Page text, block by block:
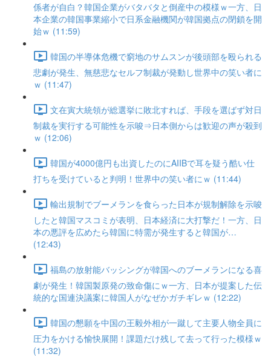
係者が自白？韓国企業がバタバタと倒産中の模様ｗ一方、日
本企業の韓国事業縮小で日系金融機関が韓国拠点の閉鎖を開
始ｗ (11:59)
韓国の半導体危機で窮地のサムスンが後頭部を殴られる
悲劇が発生、無慈悲なセルフ制裁が発動し世界中の笑い者に
ｗ (11:47)
文在寅大統領が総選挙に敗北すれば、手段を選ばず対日
制裁を実行する可能性を示唆⇒日本側からは歓迎の声が殺到
ｗ (12:06)
韓国が4000億円も出資したのにAIIBで耳を疑う酷い仕
打ちを受けていると判明！世界中の笑い者にｗ (11:44)
輸出規制でブーメランを食らった日本が規制解除を示唆
したと韓国マスコミが表明、日本経済に大打撃だ！一方、日
本の悪評を広めたら韓国に特需が発生すると韓国が…
(12:43)
福島の放射能バッシングが韓国へのブーメランになる喜
劇が発生！韓国製原発の致命傷にｗ一方、日本が提案した伝
統的な国連決議案に韓国人がなぜかガチギレｗ (12:22)
韓国の懇願を中国の王毅外相が一蹴して主要人物全員に
圧力をかける愉快展開！課題だけ残して去って行った模様ｗ
(11:32)